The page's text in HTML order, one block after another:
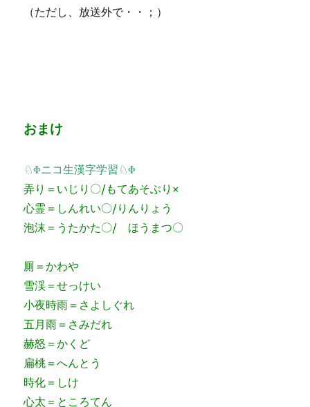
（ただし、放送外で・・；）
おまけ
♘Φニコ生漢字学習♘Φ
弄り＝いじり〇/もてあそぶり×
心霊＝しんれい〇/りんりょう
泡沫＝うたかた〇/ ほうまつ〇
厠＝かわや
雪渓＝せっけい
小夜時雨＝さよしぐれ
五月雨＝さみだれ
赫怒＝かくど
扁桃＝へんとう
時化＝しけ
心太 ＝ところてん